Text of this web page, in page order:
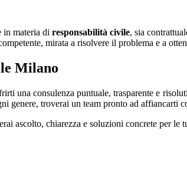
in materia diresponsabilità civile, sia
mirata a risolvere il problema e a
Milano
una consulenza puntuale, trasparente e
genere, troverai un team pronto ad affiancarti
ascolto, chiarezza e soluzioni concrete per le